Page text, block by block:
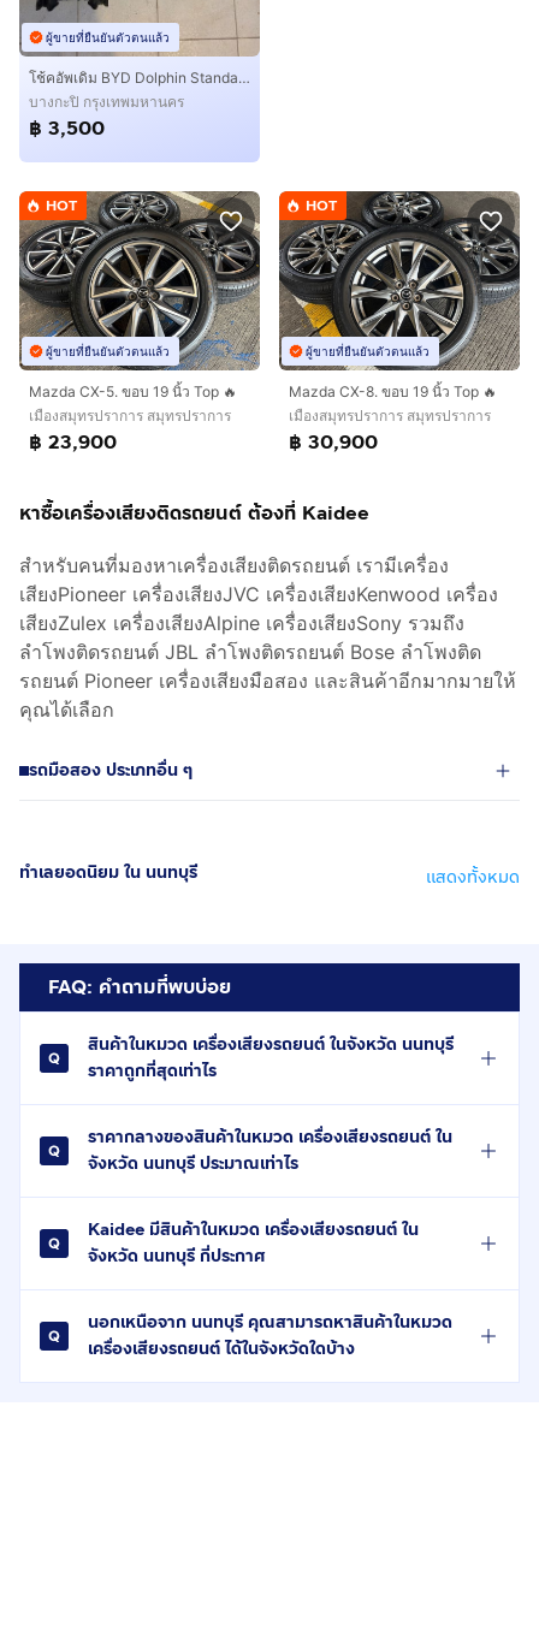
ผู้ขายที่ยืนยันตัวตนแล้ว
โช้คอัพเดิม BYD Dolphin Standard (2026)
บางกะปิ กรุงเทพมหานคร
฿ 3,500
HOT
ผู้ขายที่ยืนยันตัวตนแล้ว
Mazda CX-5. ขอบ 19 นิ้ว Top 🔥
เมืองสมุทรปราการ สมุทรปราการ
฿ 23,900
HOT
ผู้ขายที่ยืนยันตัวตนแล้ว
Mazda CX-8. ขอบ 19 นิ้ว Top 🔥
เมืองสมุทรปราการ สมุทรปราการ
฿ 30,900
หาซื้อเครื่องเสียงติดรถยนต์ ต้องที่ Kaidee
สำหรับคนที่มองหาเครื่องเสียงติดรถยนต์ เรามีเครื่อง
เสียงPioneer เครื่องเสียงJVC เครื่องเสียงKenwood เครื่อง
เสียงZulex เครื่องเสียงAlpine เครื่องเสียงSony รวมถึง
ลำโพงติดรถยนต์ JBL ลำโพงติดรถยนต์ Bose ลำโพงติด
รถยนต์ Pioneer เครื่องเสียงมือสอง และสินค้าอีกมากมายให้
คุณได้เลือก
รถมือสอง ประเภทอื่น ๆ
ทำเลยอดนิยม ใน นนทบุรี แสดงทั้งหมด
FAQ: คำถามที่พบบ่อย
สินค้าในหมวด เครื่องเสียงรถยนต์ ในจังหวัด นนทบุรี
ราคาถูกที่สุดเท่าไร
ราคากลางของสินค้าในหมวด เครื่องเสียงรถยนต์ ใน
จังหวัด นนทบุรี ประมาณเท่าไร
Kaidee มีสินค้าในหมวด เครื่องเสียงรถยนต์ ใน
จังหวัด นนทบุรี กี่ประกาศ
นอกเหนือจาก นนทบุรี คุณสามารถหาสินค้าในหมวด
เครื่องเสียงรถยนต์ ได้ในจังหวัดใดบ้าง